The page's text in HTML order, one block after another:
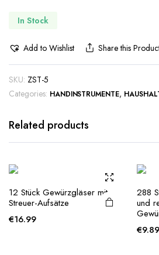
In Stock
Add to Wishlist Share this
SKU: ZST-5
Categories: HANDINSTRUMENTE,
Related products
12 Stück Gewürzgläser mit
Streuer-Aufsätze
€16.99
288
und
€9.89